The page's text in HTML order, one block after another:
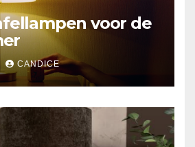
voor de
CANDICE